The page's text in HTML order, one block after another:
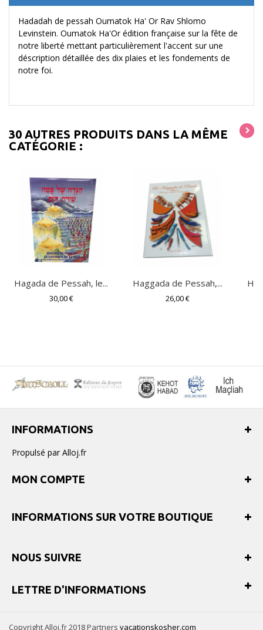
Hadadah de pessah Oumatok Ha' Or Rav Shlomo
Levinstein. Oumatok Ha'Or édition française sur la fête de
notre liberté mettant particulièrement l'accent sur une
déscription détaillée des dix plaies et les fondements de
notre foi.
30 AUTRES PRODUITS DANS LA MÊME
CATÉGORIE :
Hagada de Pessah, le...
30,00 €
Haggada de Pessah,...
26,00 €
INFORMATIONS
Propulsé par Alloj.fr
MON COMPTE
INFORMATIONS SUR VOTRE BOUTIQUE
NOUS SUIVRE
LETTRE D'INFORMATIONS
Copyright Alloj.fr 2018 Partners vacationskosher.com